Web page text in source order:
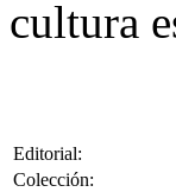
cultura
Editorial:
Colección: